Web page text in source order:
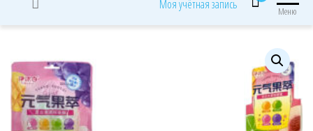
С
ы
т
ь
н
Меню
Моя учётная запись